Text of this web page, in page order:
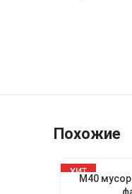
Похожие
ХИТ
M40